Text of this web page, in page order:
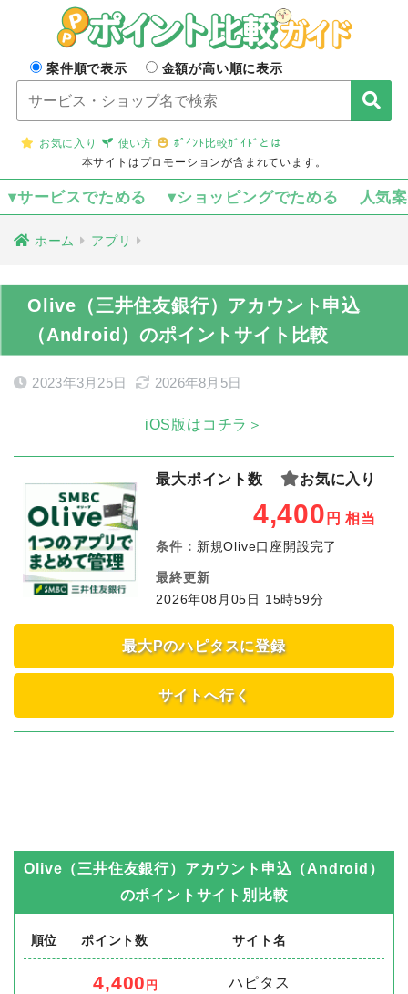
案件順で表示 金額が高い順に表示
お気に入り 使い方
ﾎﾟｲﾝﾄ比較ｶﾞｲﾄﾞとは
本サイトはプロモーションが含まれています。
▾サービスでためる ▾ショッピングでためる 人気
ホーム アプリ
Olive（三井住友銀行）アカウント申込
（Android）のポイントサイト比較
2023年3月25日 2026年8月5日
iOS版はコチラ＞
最大ポイント数 お気に入り
4,400 円 相当
条件： 新規Olive口座開設完了
最終更新
2026年08月05日 15時59分
最大Pのハピタスに登録
サイトへ行く
Olive（三井住友銀行）アカウント申込（Android）
のポイントサイト別比較
順位 ポイント数 サイト名
4,400 円
ハピタス